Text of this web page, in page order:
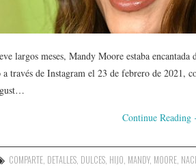
largos meses, Mandy Moore estaba
través de Instagram el 23 de febrero de 2021,
Continue Reading
COMPARTE, DETALLES, DULCES, HIJO, MANDY, MOORE,